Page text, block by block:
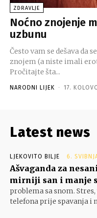
ZDRAVLJE
Noćno znojenje
uzbunu
Često vam se dešava da
znojem (a niste imali
Pročitajte šta...
NARODNI LIJEK - 17.
Latest news
LJEKOVITO BILJE 6.
Ašvaganda za
mirniji san i manje
problema sa snom.
telefona prije spavanja i